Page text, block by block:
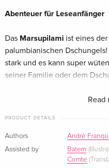
Read
Abenteuer für Leseanfänger
Das Marsupilami ist eines
palumbianischen
stark und es kann super
seiner Familie oder dem
Keule und verteilt Beulen für
Was für eine Enttäuschung!
Marsupilami-Comicssind in
PRODUCT DETAILS
Authors André
Assisted by
Batem
Comte